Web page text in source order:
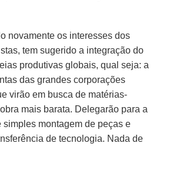
novamente os interesses dos
tem sugerido a integração do
produtivas globais, qual seja: a
das grandes corporações
virão em busca de matérias-
mais barata. Delegarão para a
simples montagem de peças e
de tecnologia. Nada de